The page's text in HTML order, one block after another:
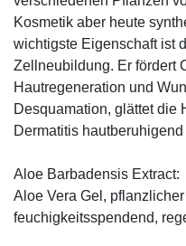
Kosmetik aber heute
wichtigste Eigenschaft ist
Zellneubildung. Er fördert
Hautregeneration und
Desquamation, glättet die
Dermatitis
Aloe Barbadensis Extract:
Aloe Vera Gel,
feuchigkeitsspendend,